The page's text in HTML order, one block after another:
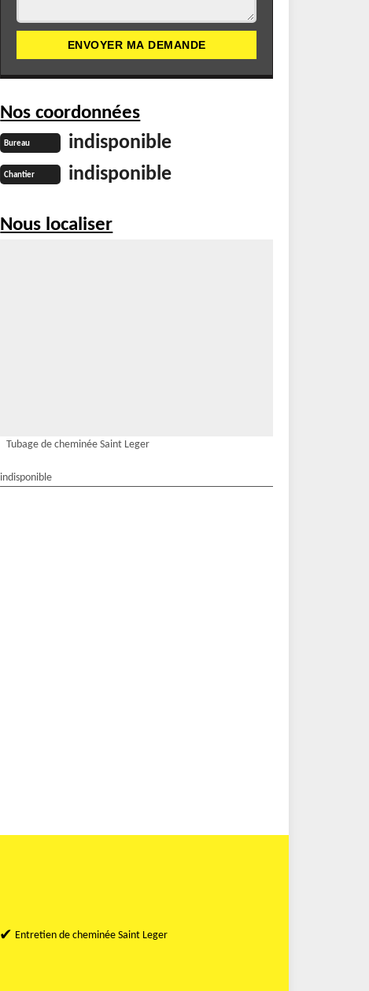
Nos coordonnées
Bureau indisponible
Chantier indisponible
Nous localiser
Tubage de cheminée Saint Leger
indisponible
Entretien de cheminée Saint Leger